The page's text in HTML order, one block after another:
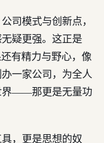
司模式与创新点，
疑更强。这正是
有精力与野心，像
一家公司，为全人
界——那更是无量功
，更是思想的奴